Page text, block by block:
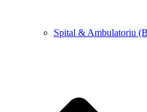
Spital & Ambulatoriu